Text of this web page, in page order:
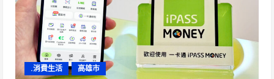
.消費生活 高雄市